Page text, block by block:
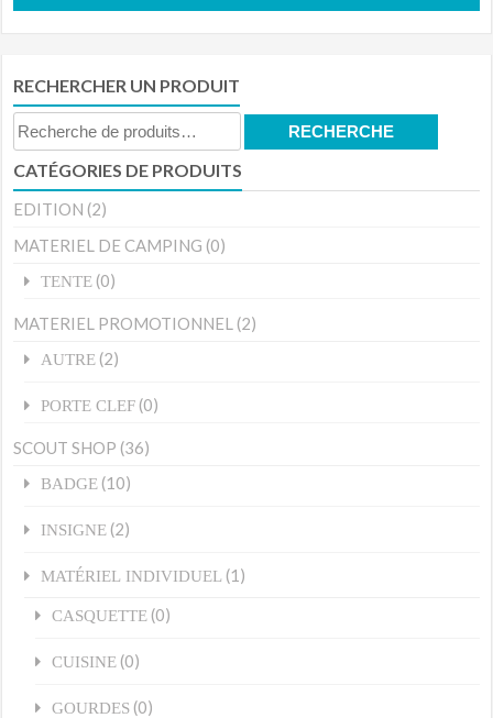
RECHERCHER UN PRODUIT
Recherche
pour :
RECHERCHE
CATÉGORIES DE PRODUITS
EDITION (2)
MATERIEL DE CAMPING (0)
TENTE (0)
MATERIEL PROMOTIONNEL (2)
AUTRE (2)
PORTE CLEF (0)
SCOUT SHOP (36)
BADGE (10)
INSIGNE (2)
MATÉRIEL INDIVIDUEL (1)
CASQUETTE (0)
CUISINE (0)
GOURDES (0)